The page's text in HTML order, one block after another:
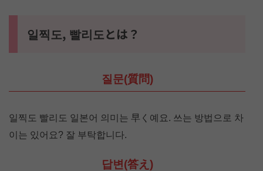
일찍도, 빨리도とは？
질문(質問)
일찍도 빨리도 일본어 의미는 早く예요. 쓰는 방법으로 차
이는 있어요? 잘 부탁합니다.
답변(答え)